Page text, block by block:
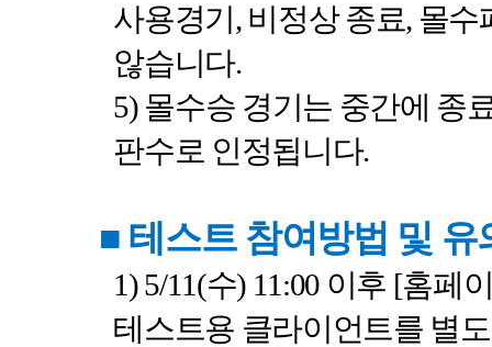
사용경기, 비정상 종료, 몰수
않습니다.
5) 몰수승 경기는 중간에 종
판수로 인정됩니다.
■ 테스트 참여방법 및 유
1) 5/11(수) 11:00 이후 [홈페
테스트용 클라이언트를 별